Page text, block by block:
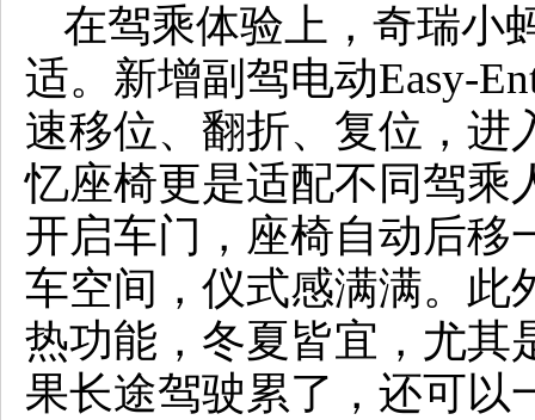
在驾乘体验上，奇瑞小
适。新增副驾电动Easy-
速移位、翻折、复位，进
忆座椅更是适配不同驾乘
开启车门，座椅自动后移
车空间，仪式感满满。此
热功能，冬夏皆宜，尤其
果长途驾驶累了，还可以